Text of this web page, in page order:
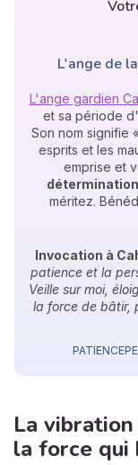
L'ange de
L'ange gardien
et sa période
Son nom signifie
esprits et les
emprise et
détermination
méritez.
Invocation à
patience et la
Veille sur moi,
la force de bâtir,
PATIENCE
La vibration
la force qui